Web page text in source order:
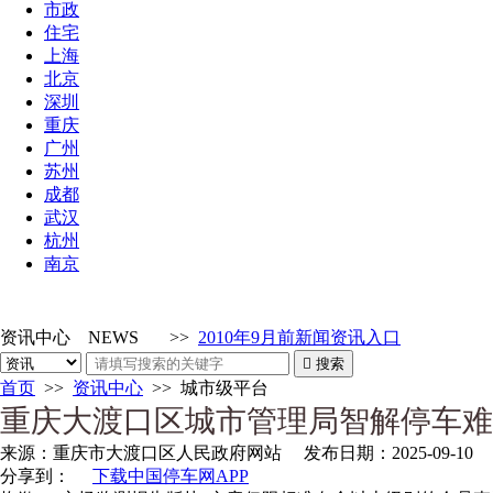
市政
住宅
上海
北京
深圳
重庆
广州
苏州
成都
武汉
杭州
南京
资讯中心 NEWS >> 2010年9月前新闻资讯入口
 搜索
首页 >> 资讯中心 >> 城市级平台
重庆大渡口区城市管理局智解停车
来源： 重庆市大渡口区人民政府网站 发布日期： 2025-09-10
分享到：
下载中国停车网APP